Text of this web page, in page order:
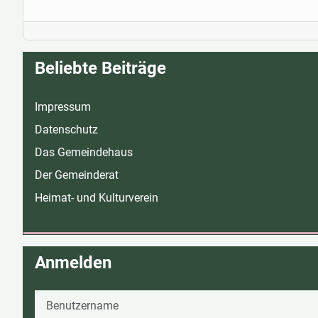
Beliebte Beiträge
Impressum
Datenschutz
Das Gemeindehaus
Der Gemeinderat
Heimat- und Kulturverein
Anmelden
Benutzername